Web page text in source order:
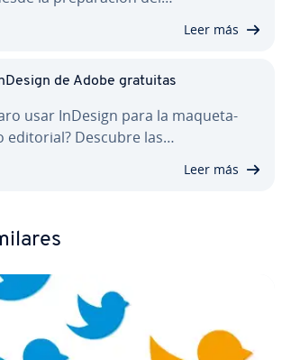
Leer más
de Adobe gratuitas
usar InDesign para la ma­que­ta­
editorial? Descubre las…
Leer más